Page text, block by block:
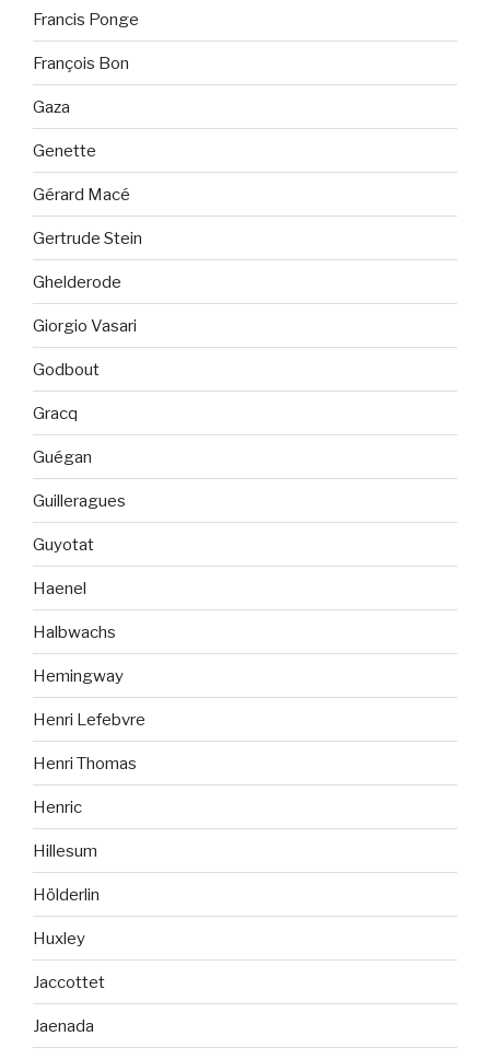
Francis Ponge
François Bon
Gaza
Genette
Gérard Macé
Gertrude Stein
Ghelderode
Giorgio Vasari
Godbout
Gracq
Guégan
Guilleragues
Guyotat
Haenel
Halbwachs
Hemingway
Henri Lefebvre
Henri Thomas
Henric
Hillesum
Hölderlin
Huxley
Jaccottet
Jaenada